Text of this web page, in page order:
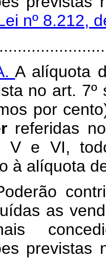
nº 8.212,
A alíquota
no art.
por
referidas
V e VI,
à alíquota
as
previstas